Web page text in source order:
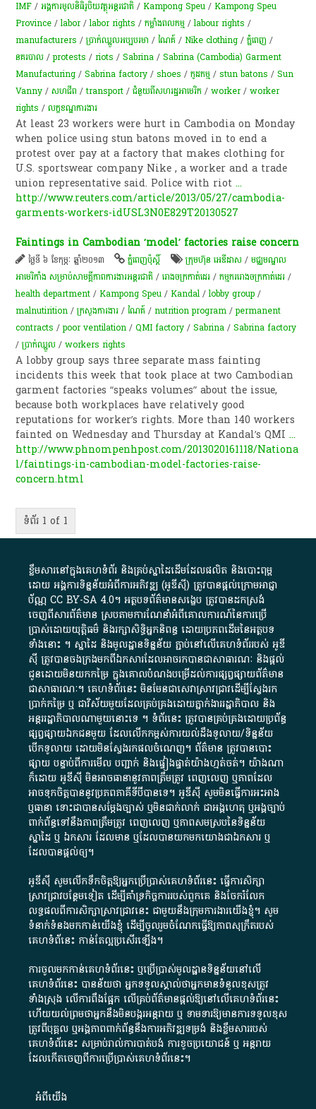
IMF /អង្គការមូលនិធិរូបិយវត្ថុអន្តរជាតិ /Kampong Speu /Kampong Speu
Province /labor/labor rights /កម្លាំងពលកម្ម /labour rights /
manufacturers /ប្រាក់​ឈ្នួល​អប្បបរមា /ណៃគ៍ /Nike clothing /ភ្នំពេញ /
នគរបាល /protests /riots /Sabrina /Sabrina (Cambodia) Garment
Manufacturing /Sabrina factory /shoes /កូដកម្ម /stun batons /Sun
Vanny /សហជីព /transport /ជំនួយពីសហរដ្ឋអាមេរិក /worker/worker
rights /លក្ខខណ្ឌ​ការងារ​
At least 23 workers were hurt in Cambodia on Monday
when police using stun batons moved in to end a
protest over pay at a factory that makes clothing for
U.S. sportswear company Nike , a worker and a trade
union representative said. Police with riot...
http://www.reuters.com/article/2013/05/27/cambodia-
garments-workers-idUSL3N0E829T20130527
Faintings in Cambodian ‘model’ factories raise concern
ថ្ងៃទី ៦ ខែកុម្ភៈ ឆ្នាំ២០១៣ ភ្នំពេញប៉ុស្តិ៍ ក្រុមហ៊ុន អេឌីដាស /មជ្ឈមណ្ឌល​
អាមេរិកាំង សម្រាប់​សាមគ្គីភាព​ការងារ​អន្តរជាតិ/រោងចក្រកាត់ដេរ /កម្មករ​រោងចក្រ​កាត់ដេរ​ /
health department /Kampong Speu /Kandal /lobby group /
malnutirition /ក្រសួងការងារ /ណៃគ៍ /nutrition program /permanent
contracts /poor ventilation /QMI factory /Sabrina /Sabrina factory
/ប្រាក់​ឈ្នួល /workers rights
A lobby group says three separate mass fainting
incidents this week that took place at two Cambodian
garment factories “speaks volumes” about the issue,
because both workplaces have relatively good
reputations for worker’s rights. More than 140 workers
fainted on Wednesday and Thursday at Kandal’s QMI...
http://www.phnompenhpost.com/2013020161118/Nationa
l/faintings-in-cambodian-model-factories-raise-
concern.html
ទំព័រ 1 of 1
ខ្លឹមសារ​នៅ​ក្នុង​គេហទំព័រ និង​គ្រប់​ស្នា​ដៃ​ដើម​ដែល​ផលិត​ និង​បោះពុម្ព​
ដោយ​ អង្គការ​ទិន្នន័យ​អំពី​ការអភិវឌ្ឍ​​ (អូ​ឌី​ស៊ី)​ ត្រូវ​បាន​ផ្តល់​ក្រោម​អាជ្ញា
ប័ណ្ណ​CC BY-SA 4.0។​ អត្ថបទ​ព័ត៌មាន​សង្ខេប​ ត្រូវ​បាន​ដកស្រង់​
ចេញពី​សារព័ត៌មាន ស្របតាមការ​ណែនាំ​អំពី​គោលការណ៍​នៃ​ការ​ប្រើ
ប្រាស់​ដោយ​យុត្តិធម៌​ និង​រក្សាសិទ្ធិអ្នកនិពន្ធ ដោយ​ប្រភពដើម​នៃ​​អត្ថបទ
ទាំង​នោះ​ ។​ ស្នាដៃ​ និង​មូលដ្ឋាន​ទិន្នន័យ ​ភ្ជាប់​នៅ​លើ​គេហទំព័រ​របស់​ អូ​ឌី​
ស៊ី​ ត្រូវ​បាន​ចងក្រង​មក​ពី​ឯកសារ​ដែល​អាច​រក​បានជា​សាធារណៈ​ និង​ផ្តល់​
ជូន​ដោយ​មិន​យក​កម្រៃ​ ក្នុង​គោលបំណង​បម្រើ​ដល់ការ​ផ្សព្វផ្សាយ​ព័ត៌មាន​
ជា​សាធារណៈ​។​ គេហទំព័រ​នេះ​ មិនមែន​ជា​សេវា​ស្រាវជ្រាវ​ដើម្បី​ស្វែងរក
ប្រាក់​កម្រៃ​ ឬ​ ជា​វិស័យ​មួយ​ដែល​គ្រប់គ្រង​ដោយ​ភ្នាក់ងារ​រដ្ឋាភិបាល​ និង ​
អន្តររដ្ឋាភិបាល​ណាមួយ​នោះ​ទេ ​។​ ទំព័រ​នេះ​ ត្រូវ​បាន​គ្រប់គ្រង​ដោយ​ប្រព័ន្ធ​
ផ្សព្វផ្សាយ​ឯកជន​មួយ​ ដែល​លើកកម្ពស់​ការ​យល់​ដឹង​ទូលាយ​/​ទិន្នន័យ​
បើក​ទូលាយ​ ដោយ​មិនស្វែង​រក​ផល​ចំណេញ​។​ ព័ត៌មាន​ ត្រូវ​បាន​បោះ
ផ្សាយ​ បន្ទាប់​ពី​ការ​មើល​ បញ្ជាក់​ និង​ផ្ទៀងផ្ទាត់​យ៉ាង​ហ្មត់ចត់​។​ យ៉ាងណា​
ក៏​ដោយ​ អូ​ឌី​ស៊ី​ មិន​អាច​ធានា​នូវ​ភាព​ត្រឹមត្រូវ​ ពេញលេញ​ ឬ​ភាព​ដែល​
អាច​ទុកចិត្ត​បាននូវ​ប្រភព​ភាគី​ទី​បី​បាន​ទេ​។​ អូ​ឌី​ស៊ី​ សូម​មិន​ធ្វើការ​អះអាង​
ឬ​ធានា​ ទោះជា​បាន​សម្តែង​ច្បាស់​ ឬ​មិន​ជាក់លាក់​ ជា​អង្គហេតុ​ ឬ​អង្គច្បាប់​
ពាក់ព័ន្ធ​ទៅ​នឹង​ភាព​ត្រឹមត្រូវ​ ពេញលេញ​ ឬ​ភាព​សម​ស្រប​នៃ​ទិន្នន័យ​
ស្នាដៃ​ ឬ​ ឯកសារ​ ដែល​មាន​ ឬ​ដែល​បាន​យក​មក​យោង​ជា​ឯកសារ​ ឬ​
ដែល​បាន​ផ្តល់​ឲ្យ​។
អូឌីស៊ី សូមលើកទឹកចិត្តឱ្យអ្នកប្រើប្រាស់គេហទំព័រនេះ ធ្វើការសិក្សា
ស្រាវជ្រាវបន្ថែមទៀត ដើម្បីគាំទ្រកិច្ចការ​របស់ពួកគេ និងចែករំលែក
លទ្ធផលពីការសិក្សាស្រាវជ្រាវនេះ ជាមួយនឹងក្រុមការងារយើងខ្ញុំ។ សូម
ទំនាក់ទំនងមកកាន់យើងខ្ញុំ ដើម្បីចូលរួមចំណែកធ្វើឱ្យភាពសុក្រឹតរបស់
គេហទំព័នេះ កាន់តែល្អប្រសើរឡើង។
ការចូលមកកាន់គេហទំព័រនេះ ឬប្រើប្រាស់មូលដ្ឋានទិន្នន័យនៅលើ
គេហទំព័រនេះ បានន័យថា អ្នកទទួលស្គាល់ថាអ្នកមានទំនួលខុសត្រូវ
ទាំងស្រុង លើការពឹងផ្អែក លើគ្រប់ព័ត៌មានផ្តល់ឱ្យនៅលើគេហទំព័រនេះ
ហើយយល់ព្រមថាអ្នកនឹងមិនបង្ករអន្តរាយ ឬ ទាមទារ​ឱ្យមានការទទួលខុស​
ត្រូវពីបុគ្គល ឬអង្គភាពពាក់ព័ន្ធនឹងការអភិវឌ្ឍទម្រង់ និងខ្លឹមសាររបស់
គេហទំព័រនេះ សម្រាប់រាល់ការបាត់បង់ ការខូចប្រយោជន៍ ឬ អន្តរាយ
ដែលកើតចេញពីការប្រើប្រាស់គេហទំព័រនេះ។
អំពី​យើង​